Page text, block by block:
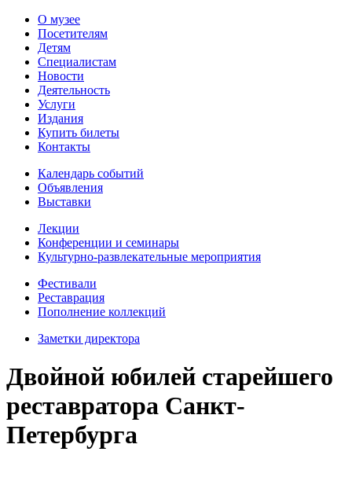
О музее
Посетителям
Детям
Специалистам
Новости
Деятельность
Услуги
Издания
Купить билеты
Контакты
Календарь событий
Объявления
Выставки
Лекции
Конференции и семинары
Культурно-развлекательные мероприятия
Фестивали
Реставрация
Пополнение коллекций
Заметки директора
Двойной юбилей старейшего
реставратора Санкт-
Петербурга